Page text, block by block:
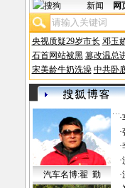
新闻 网
央视质疑29岁市长 邓玉
石首网站被黑 篡改温总
宋美龄牛奶洗澡 中共卧
汽车名博:翟 勤
·
·
·
·
·